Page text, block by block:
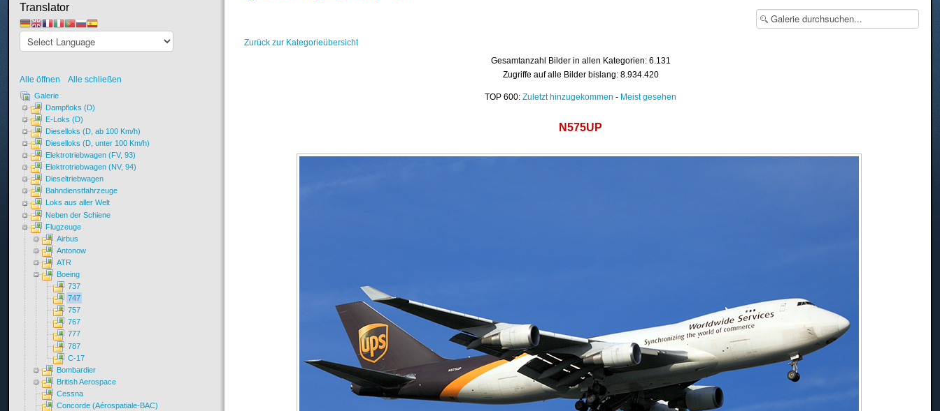
Zurück zur Kategorieübersicht
Gesamtanzahl Bilder in allen Kategorien: 6.131
Zugriffe auf alle Bilder bislang: 8.934.420
TOP 600:Zuletzt hinzugekommen - Meist gesehen
N575UP
Translator
Alle öffnen Alle schließen
Galerie
Dampfloks (D)
E-Loks (D)
Dieselloks (D, ab 100 Km/h)
Dieselloks (D, unter 100 Km/h)
Elektrotriebwagen (FV, 93)
Elektrotriebwagen (NV, 94)
Dieseltriebwagen
Bahndienstfahrzeuge
Loks aus aller Welt
Neben der Schiene
Flugzeuge
Airbus
Antonow
ATR
Boeing
737
747
757
767
777
787
C-17
Bombardier
British Aerospace
Cessna
Concorde (Aérospatiale-BAC)